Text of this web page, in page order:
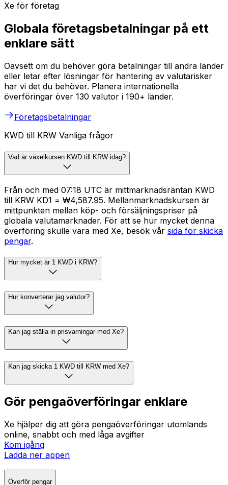
Xe för företag
Globala företagsbetalningar på ett
enklare sätt
Oavsett om du behöver göra betalningar till andra länder
eller letar efter lösningar för hantering av valutarisker
har vi det du behöver. Planera internationella
överföringar över 130 valutor i 190+ länder.
Företagsbetalningar
KWD till KRW Vanliga frågor
Vad är växelkursen KWD till KRW idag?
Från och med 07:18 UTC är mittmarknadsräntan KWD
till KRW KD1 = ₩4,587.95. Mellanmarknadskursen är
mittpunkten mellan köp- och försäljningspriser på
globala valutamarknader. För att se hur mycket denna
överföring skulle vara med Xe, besök vår sida för skicka
pengar.
Hur mycket är 1 KWD i KRW?
Hur konverterar jag valutor?
Kan jag ställa in prisvarningar med Xe?
Kan jag skicka 1 KWD till KRW med Xe?
Gör pengaöverföringar enklare
Xe hjälper dig att göra pengaöverföringar utomlands
online, snabbt och med låga avgifter
Kom igång
Ladda ner appen
Överför pengar